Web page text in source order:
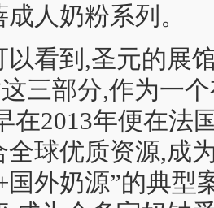
人奶粉系列。
到,圣元的展馆
三部分,作为一
在2013年便在法
全球优质资源,成
国外奶源”的典型